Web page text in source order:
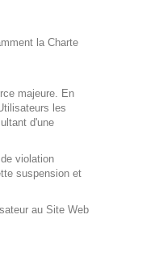
la Charte
majeure. En
les
d'une
violation
suspension et
au Site Web